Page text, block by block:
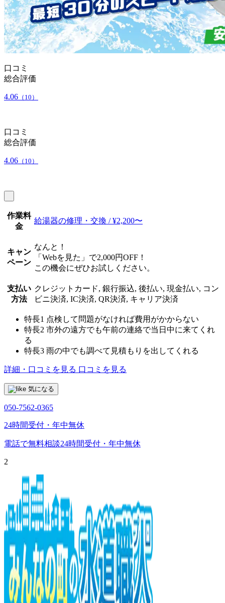
口コミ
総合評価
4.06 （10）
口コミ
総合評価
4.06 （10）
作業料
金
給湯器の修理・交換 / ¥2,200〜
キャン
ペーン
なんと！
「Webを見た」で2,000円OFF！
この機会にぜひお試しください。
支払い
方法
クレジットカード, 銀行振込, 後払い, 現金払い, コン
ビニ決済, IC決済, QR決済, キャリア決済
特長1 点検して問題がなければ費用がかからない
特長2 市外の遠方でも午前の連絡で当日中に来てくれ
る
特長3 雨の中でも調べて見積もりを出してくれる
詳細・口コミを見る 口コミを見る
気になる
050-7562-0365
24時間受付・年中無休
電話で無料相談24時間受付・年中無休
2